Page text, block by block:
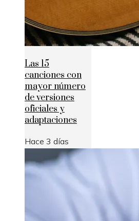
Las 15
canciones con
mayor número
de versiones
oficiales y
adaptaciones
Hace 3 días